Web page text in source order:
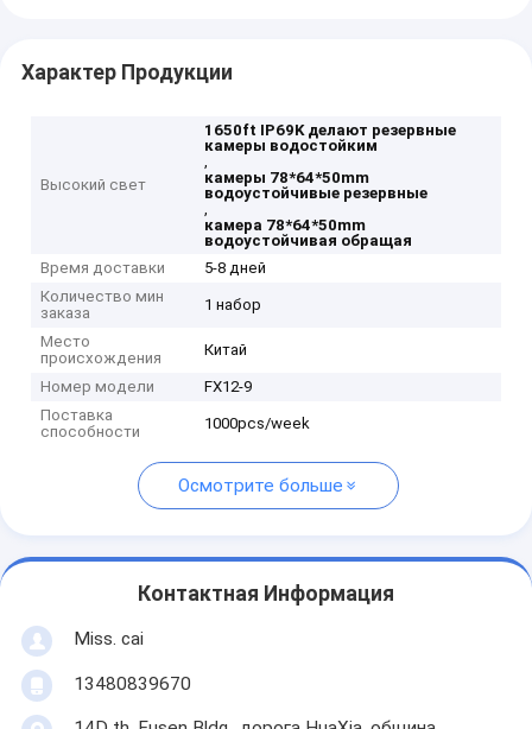
Характер Продукции
Высокий свет
1650ft IP69K делают резервные
камеры водостойким
,
камеры 78*64*50mm
водоустойчивые резервные
,
камера 78*64*50mm
водоустойчивая обращая
Время доставки
5-8 дней
Количество мин
заказа
1 набор
Место
происхождения
Китай
Номер модели
FX12-9
Поставка
способности
1000pcs/week
Осмотрите больше
Контактная Информация
Miss. cai
13480839670